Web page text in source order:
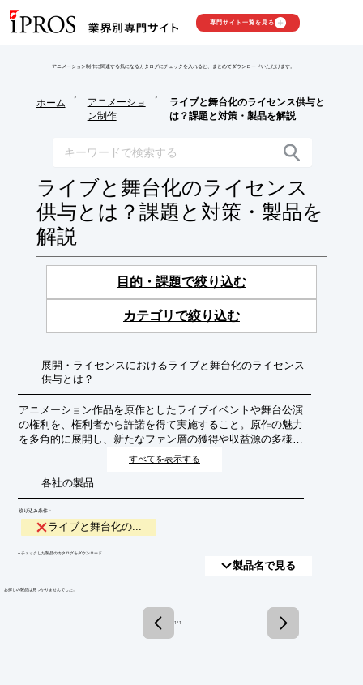
専門サイト一覧を見る
アニメーション制作に関連する気になるカタログにチェックを入れると、まとめてダウンロードいただけます。
ホーム
>
アニメーショ
ン制作
>
ライブと舞台化のライセンス供与と
は？課題と対策・製品を解説
ライブと舞台化のライセンス
供与とは？課題と対策・製品を
解説
目的・課題で絞り込む
カテゴリで絞り込む
展開・ライセンスにおけるライブと舞台化のライセンス
供与とは？
アニメーション作品を原作としたライブイベントや舞台公演
の権利を、権利者から許諾を得て実施すること。原作の魅力
を多角的に展開し、新たなファン層の獲得や収益源の多様化
すべてを表示する
各社の製品
絞り込み条件：
ライブと舞台化の...
​▼チェックした製品のカタログをダウンロード
製品名で見る
​お探しの製品は見つかりませんでした。
1 / 1